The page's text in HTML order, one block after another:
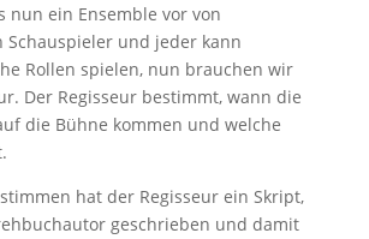
nun ein Ensemble vor von
Schauspieler und jeder kann
Rollen spielen, nun brauchen wir
Der Regisseur bestimmt, wann die
die Bühne kommen und welche
hat der Regisseur ein Skript,
geschrieben und damit